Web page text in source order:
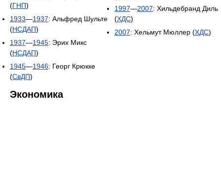
(ГНП)
1933—1937: Альфред Шульте
(НСДАП)
1937—1945: Эрих Микс
(НСДАП)
1945—1946: Георг Крюкке
(СвДП)
1997—2007: Хильдебранд Диль
(ХДС)
2007: Хельмут Мюллер (ХДС)
Экономика